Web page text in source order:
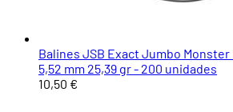
Balines JSB Exact Jumbo
5,52 mm 25,39 gr - 200 unidades
10,50 €